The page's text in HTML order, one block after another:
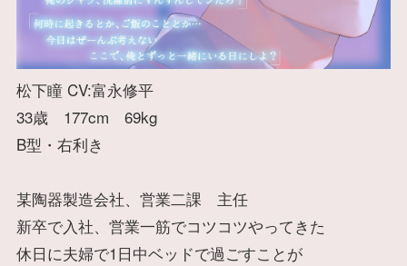
松下瞳 CV:富永修平
33歳 177cm 69kg
B型・右利き
某陶器製造会社、営業二課 主任
新卒で入社、営業一筋でコツコツやってきた
休日に夫婦で1日中ベッドで過ごすことが